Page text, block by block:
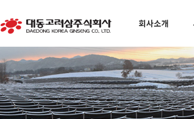
회사소개